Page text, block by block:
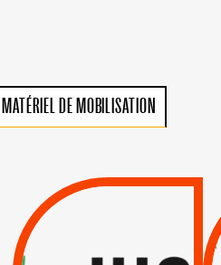
MATÉRIEL DE MOBILISATION
VIOLATIONS DES